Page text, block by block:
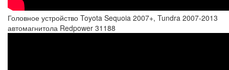
Головное устройство Toyota Sequoia 2007+, Tundra 2007-2013
автомагнитола Redpower 31188